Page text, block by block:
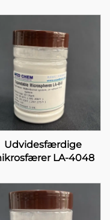
Udvidesfærdige
LA-4048